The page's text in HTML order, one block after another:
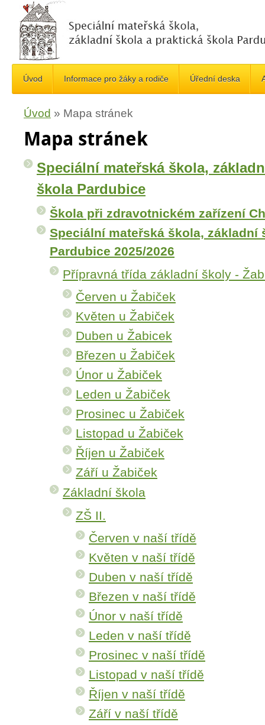
Úvod Informace pro žáky a rodiče Úřední deska
Úvod » Mapa stránek
Mapa stránek
Speciální mateřská škola,
škola Pardubice
Škola při zdravotnickém zařízení
Speciální mateřská škola, základní
Pardubice 2025/2026
Přípravná třída základní školy -
Červen u Žabiček
Květen u Žabiček
Duben u Žabicek
Březen u Žabiček
Únor u Žabiček
Leden u Žabiček
Prosinec u Žabiček
Listopad u Žabiček
Říjen u Žabiček
Září u Žabiček
Základní škola
ZŠ II.
Červen v naší třídě
Květen v naší třídě
Duben v naší třídě
Březen v naší třídě
Únor v naší třídě
Leden v naší třídě
Prosinec v naší třídě
Listopad v naší třídě
Říjen v naší třídě
Září v naší třídě